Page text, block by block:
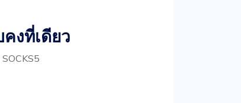
งที่เดียว